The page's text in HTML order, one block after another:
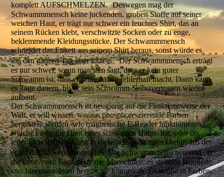
komplett AUFSCHMELZEN. Deswegen mag der
Schwammmensch keine juckenden, groben Stoffe auf seiner
weichen Haut, er trägt nur schwer ein feuchtes Shirt, das an
seinem Rücken klebt, verschwitzte Socken oder zu enge,
beklemmende Kleidungsstücke. Der Schwammmensch
schneidet das Etikett aus seinem Shirt heraus, sonst würde es
ihn den ganzen Tag über kitzeln. Der Schwammmensch erträgt
es nur schwer, wenn man ihm sagt, dass er kein guter
Schwamm ist, dass er seine Arbeit fehlerhaft macht. Dann kann
es Tage dauern, bis er sein Schwamm-Selbstvertrauen wieder
aufbaut.
Der Schwammmensch ist neugierig auf die Funktionsweise der
Welt, er will wissen, woraus phosphoreszierende Farben
hergestellt werden, wie magnetische E-Reader funktionieren,
welche Farbe die Haut eines schwarzen Hahns hat, oder ob
jeder Storch im Frühling in dieselbe Straße zurückkehrt, aus der
er im Herbst weggezogen ist. Die Schwammmenschen sind oft
die kreativsten Exemplare der Menschheit, es strömen Hunderte
von Ideen aus ihnen heraus, sie können die Grautöne in Farben,